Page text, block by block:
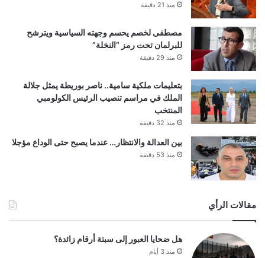
منذ 21 دقيقة
مصطفى لخصم يحسم وجهته السياسية ويترشح
للبرلمان تحت رمز “النخلة”
منذ 29 دقيقة
بتعليمات ملكية سامية.. ناصر بوريطة يمثل جلالة
الملك في مراسم تنصيب الرئيس الكولومبي
المنتخب
منذ 32 دقيقة
بين العدالة والانتظار… عندما يصبح حتى الوداع مؤجلا
منذ 53 دقيقة
مقالات الرأي
هل ضحايا العبور إلى سبتة أرقام زائدة؟
منذ 3 أيام